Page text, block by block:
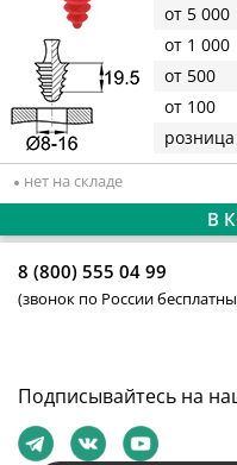
от 5 000
от 1 000
от 500
от 100
розница
нет на складе
В
8 (800) 555 04 99
(звонок по России
Подписывайтесь на